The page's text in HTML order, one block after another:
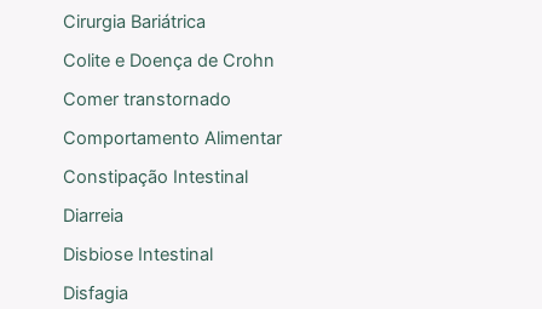
Cirurgia Bariátrica
Colite e Doença de Crohn
Comer transtornado
Comportamento Alimentar
Constipação Intestinal
Diarreia
Disbiose Intestinal
Disfagia